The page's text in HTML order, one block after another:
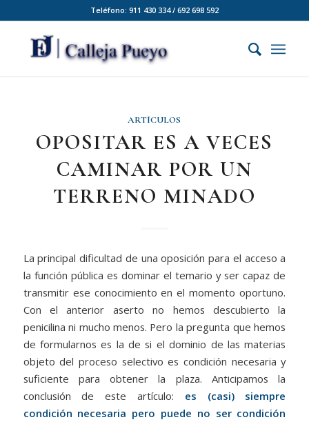
Teléfono: 911 430 334 / 692 698 592
ARTÍCULOS
OPOSITAR ES A VECES
CAMINAR POR UN
TERRENO MINADO
La principal dificultad de una oposición para el acceso a
la función pública es dominar el temario y ser capaz de
transmitir ese conocimiento en el momento oportuno.
Con el anterior aserto no hemos descubierto la
penicilina ni mucho menos. Pero la pregunta que hemos
de formularnos es la de si el dominio de las materias
objeto del proceso selectivo es condición necesaria y
suficiente para obtener la plaza. Anticipamos la
conclusión de este artículo: es (casi) siempre
condición necesaria pero puede no ser condición